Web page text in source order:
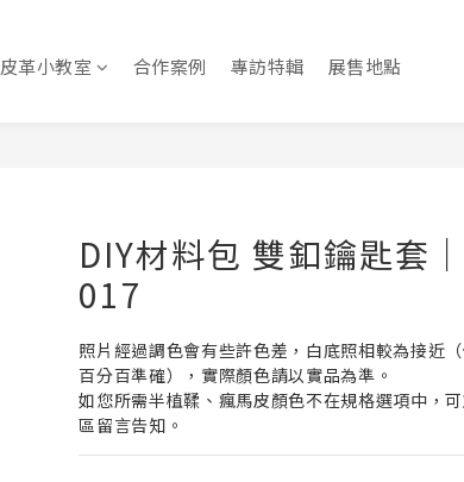
皮革小教室 合作案例 專訪特輯 展售地點
DIY材料包 雙釦鑰匙套
017
照片經過調色會有些許色差，白底照相較為接近
百分百準確），實際顏色請以實品為準。
如您所需半植鞣、瘋馬皮顏色不在規格選項中，
區留言告知。